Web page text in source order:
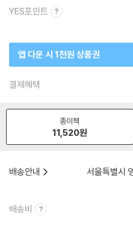
YES포인트
앱 다운 시 1천원 상품권
결제혜택
종이책
11,520원
배송안내
서울특별시
배송비